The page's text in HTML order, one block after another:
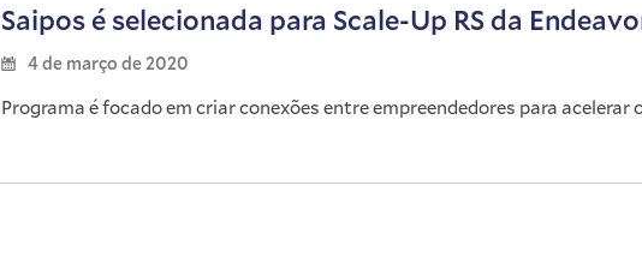
Saipos é selecionada para Scale-Up RS da
4 de março de 2020
Programa é focado em criar conexões entre empreendedores para acelerar